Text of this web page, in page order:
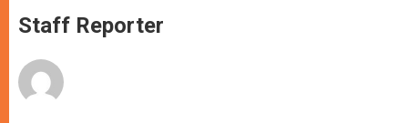
p
p
g
e
o
k
r
Staff Reporter